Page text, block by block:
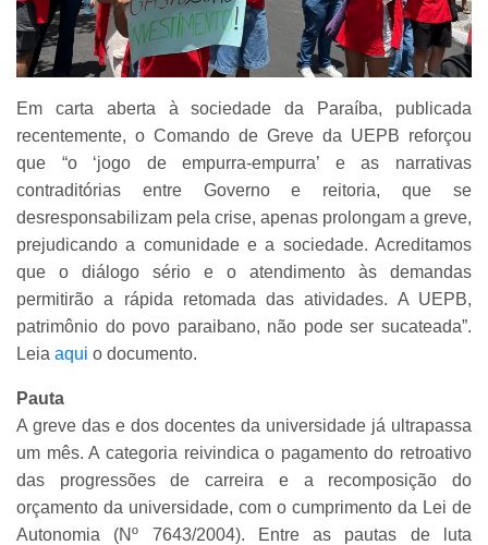
Em carta aberta à sociedade da Paraíba, publicada
recentemente, o Comando de Greve da UEPB reforçou
que “o ‘jogo de empurra-empurra’ e as narrativas
contraditórias entre Governo e reitoria, que se
desresponsabilizam pela crise, apenas prolongam a greve,
prejudicando a comunidade e a sociedade. Acreditamos
que o diálogo sério e o atendimento às demandas
permitirão a rápida retomada das atividades. A UEPB,
patrimônio do povo paraibano, não pode ser sucateada”.
Leia aqui o documento.
Pauta
A greve das e dos docentes da universidade já ultrapassa
um mês. A categoria reivindica o pagamento do retroativo
das progressões de carreira e a recomposição do
orçamento da universidade, com o cumprimento da Lei de
Autonomia (Nº 7643/2004). Entre as pautas de luta